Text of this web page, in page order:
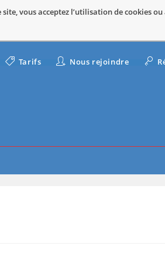
vous acceptez l’utilisation de cookies
Tarifs Nous rejoindre